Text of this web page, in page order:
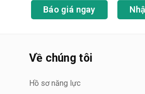
Báo giá ngay
Về chúng tôi
Hồ sơ năng lực